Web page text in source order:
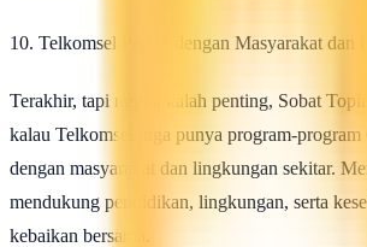
10. Telkomsel Peduli dengan Masyarakat dan
Terakhir, tapi nggak kalah penting, Sobat
kalau Telkomsel juga punya program-
dengan masyarakat dan lingkungan sekitar.
mendukung pendidikan, lingkungan, serta
kebaikan bersama.